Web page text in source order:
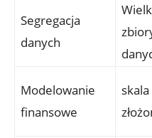
Segregacja
danych
Modelowanie
finansowe
skala